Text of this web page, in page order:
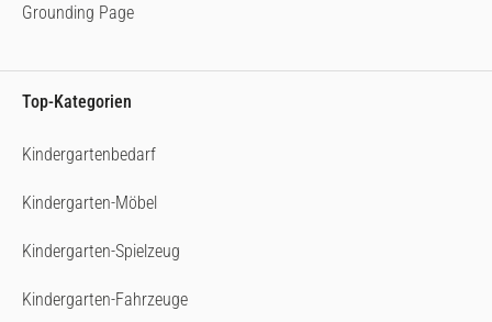
Grounding Page
Top-Kategorien
Kindergartenbedarf
Kindergarten-Möbel
Kindergarten-Spielzeug
Kindergarten-Fahrzeuge